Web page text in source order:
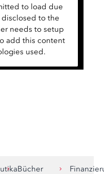
to load due
to the
needs to setup
add this content
used.
Bücher